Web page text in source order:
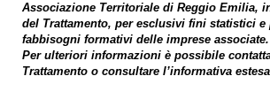
Associazione Territoriale di Reggio Emilia,
del Trattamento, per esclusivi fini statistici e
fabbisogni formativi delle imprese associate.
Per ulteriori informazioni è possibile
Trattamento o consultare l’informativa